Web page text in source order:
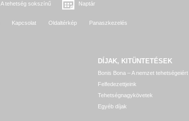
A tehetség sokszínű Naptár
Kapcsolat Oldaltérkép Panaszkezelés
DÍJAK, KITÜNTETÉSEK
Bonis Bona – A nemzet tehetségeiért
Felfedezettjeink
Tehetségnagykövetek
Egyéb díjak